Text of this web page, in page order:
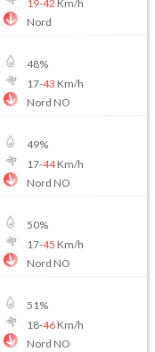
19-42 Km/h
Nord
48%
17-43 Km/h
Nord NO
49%
17-44Km/h
Nord NO
50%
17-45 Km/h
Nord NO
51%
18-46Km/h
Nord NO